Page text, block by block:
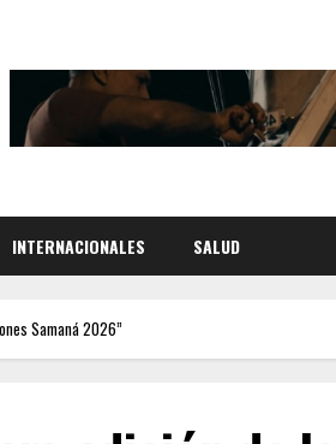
INTERNACIONALES SALUD
Samaná 2026”